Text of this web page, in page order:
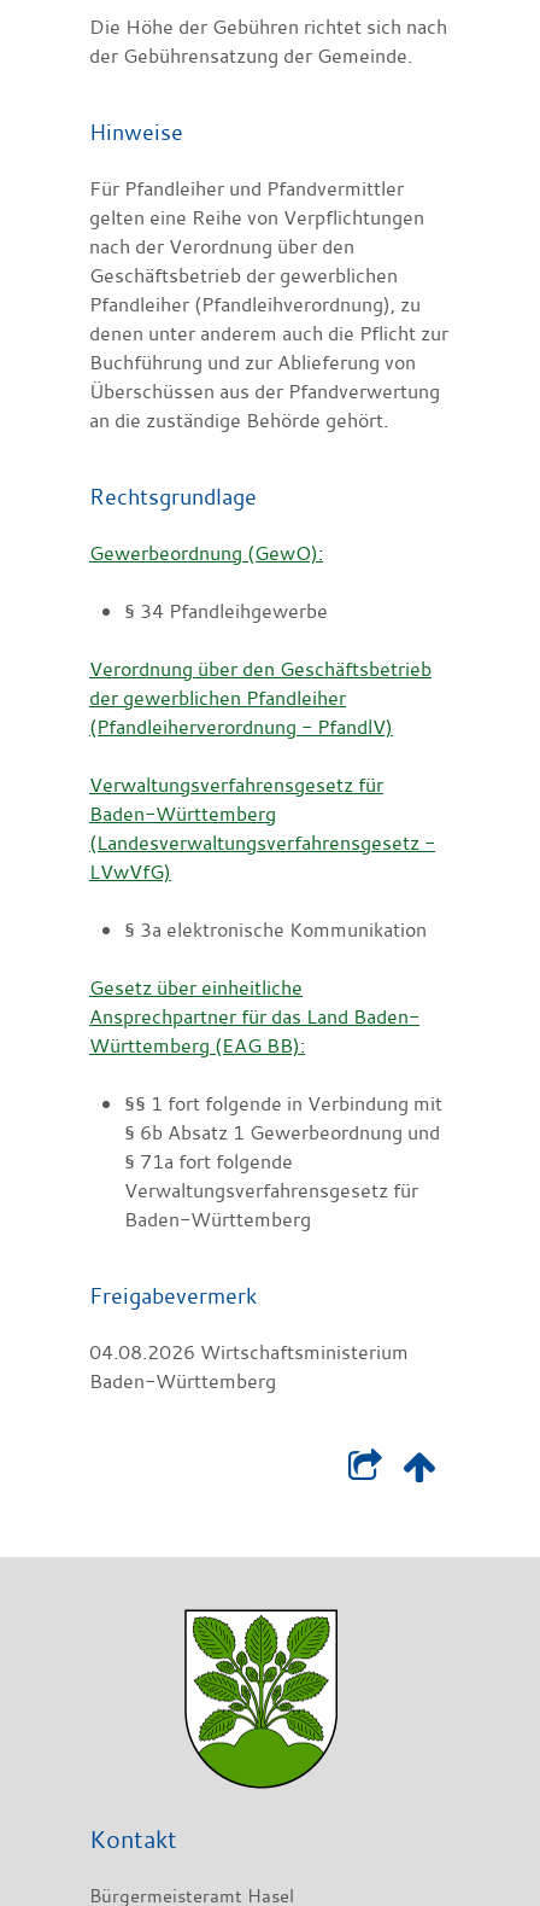
Die Höhe der Gebühren richtet sich nach
der Gebührensatzung der Gemeinde.
Hinweise
Für Pfandleiher und Pfandvermittler
gelten eine Reihe von Verpflichtungen
nach der Verordnung über den
Geschäftsbetrieb der gewerblichen
Pfandleiher (Pfandleihverordnung), zu
denen unter anderem auch die Pflicht zur
Buchführung und zur Ablieferung von
Überschüssen aus der Pfandverwertung
an die zuständige Behörde gehört.
Rechtsgrundlage
Gewerbeordnung (GewO):
§ 34 Pfandleihgewerbe
Verordnung über den Geschäftsbetrieb
der gewerblichen Pfandleiher
(Pfandleiherverordnung - PfandlV)
Verwaltungsverfahrensgesetz für
Baden-Württemberg
(Landesverwaltungsverfahrensgesetz -
LVwVfG)
§ 3a elektronische Kommunikation
Gesetz über einheitliche
Ansprechpartner für das Land Baden-
Württemberg (EAG BB):
§§ 1 fort folgende in Verbindung mit
§ 6b Absatz 1 Gewerbeordnung und
§ 71a fort folgende
Verwaltungsverfahrensgesetz für
Baden-Württemberg
Freigabevermerk
04.08.2026 Wirtschaftsministerium
Baden-Württemberg
Kontakt
Bürgermeisteramt Hasel